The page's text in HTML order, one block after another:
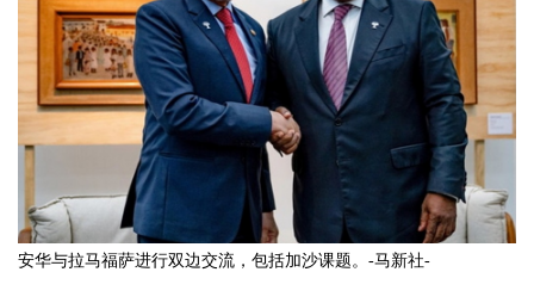
安华与拉马福萨进行双边交流，包括加沙课题。-马新社-